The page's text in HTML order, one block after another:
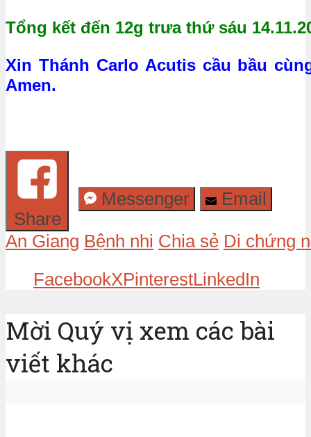
Tổng kết đến 12g trưa thứ sáu
Xin Thánh Carlo Acutis cầu bầu
Amen.
Share
Messenger Email
An Giang Bệnh nhi Chia sẻ Di chứng
FacebookXPinterestLinkedIn
Mời Quý vị xem các bài
viết khác